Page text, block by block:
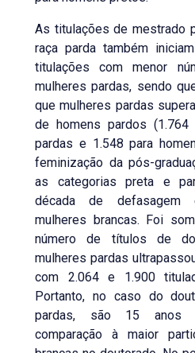
As titulações de mestrado
raça parda também
titulações com menor
mulheres pardas, sendo
que mulheres pardas
de homens pardos
pardas e 1.548 para
feminização da pós-
as categorias preta e
década de defasagem
mulheres brancas. Foi
número de títulos de
mulheres pardas
com 2.064 e 1.900
Portanto, no caso do
pardas, são 15 anos
comparação à maior